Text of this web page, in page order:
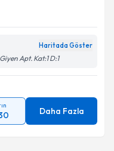
Haritada Göster
Apt. Kat:1 D:1
Daha Fazla